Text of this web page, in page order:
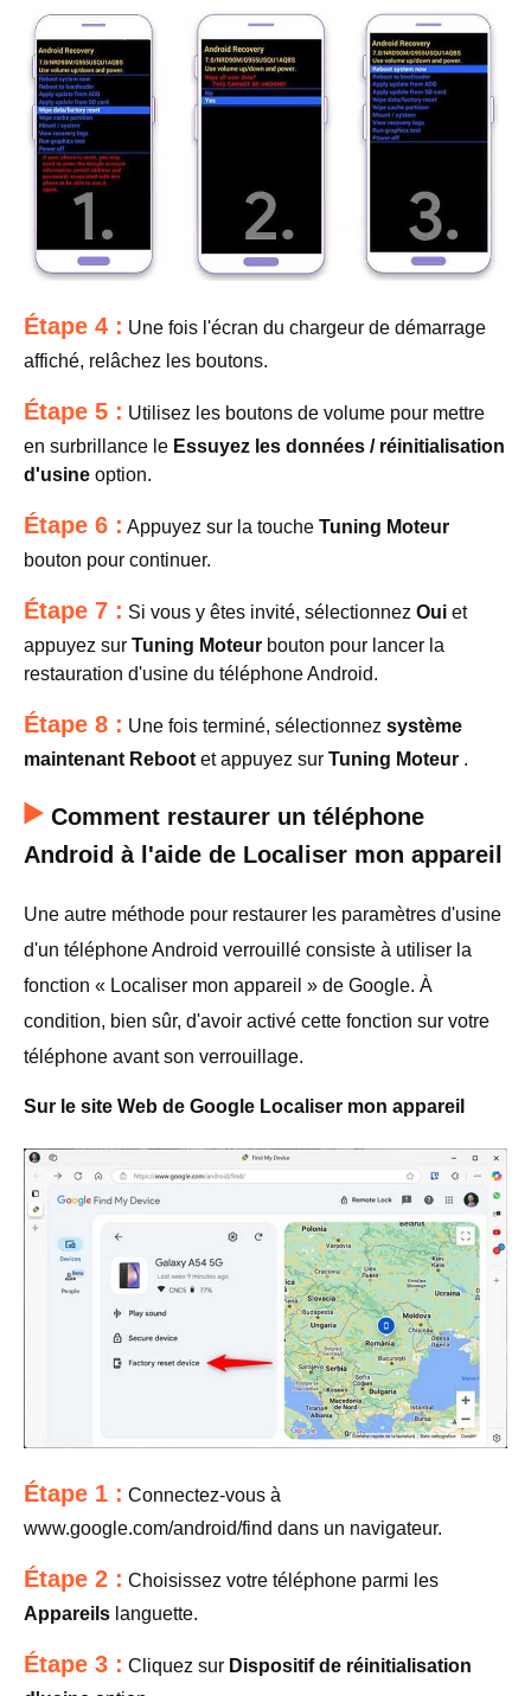
Étape 4 : Une fois l'écran du chargeur de démarrage
affiché, relâchez les boutons.
Étape 5 : Utilisez les boutons de volume pour mettre
en surbrillance le Essuyez les données / réinitialisation
d'usine option.
Étape 6 : Appuyez sur la touche Tuning Moteur
bouton pour continuer.
Étape 7 : Si vous y êtes invité, sélectionnez Oui et
appuyez sur Tuning Moteur bouton pour lancer la
restauration d'usine du téléphone Android.
Étape 8 : Une fois terminé, sélectionnez système
maintenant Reboot et appuyez sur Tuning Moteur .
Comment restaurer un téléphone
Android à l'aide de Localiser mon appareil
Une autre méthode pour restaurer les paramètres d'usine
d'un téléphone Android verrouillé consiste à utiliser la
fonction « Localiser mon appareil » de Google. À
condition, bien sûr, d'avoir activé cette fonction sur votre
téléphone avant son verrouillage.
Sur le site Web de Google Localiser mon appareil
Étape 1 : Connectez-vous à
www.google.com/android/find dans un navigateur.
Étape 2 : Choisissez votre téléphone parmi les
Appareils languette.
Étape 3 : Cliquez sur Dispositif de réinitialisation